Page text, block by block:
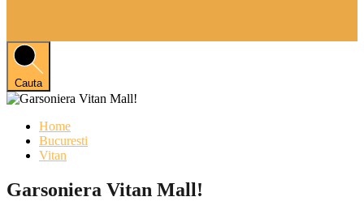
Cauta
Home
Bucuresti
Vitan
Garsoniera Vitan Mall!